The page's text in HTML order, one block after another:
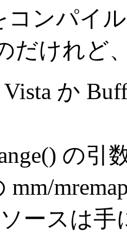
コンパイ
だけれど
Vista か
の
mm/
ースは手